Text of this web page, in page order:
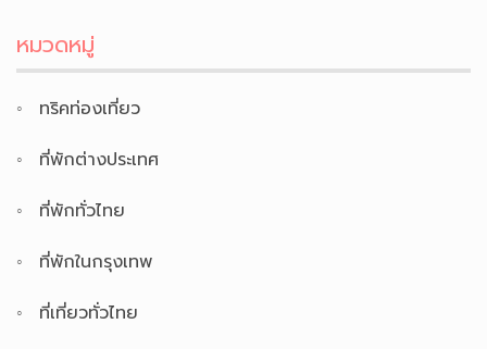
หมวดหมู่
ทริคท่องเที่ยว
ที่พักต่างประเทศ
ที่พักทั่วไทย
ที่พักในกรุงเทพ
ที่เที่ยวทั่วไทย